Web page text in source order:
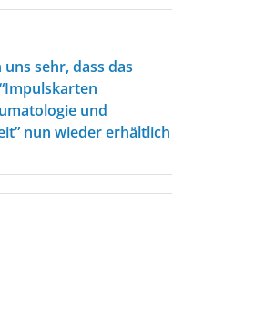
sehr, dass das
und
nun wieder erhältlich